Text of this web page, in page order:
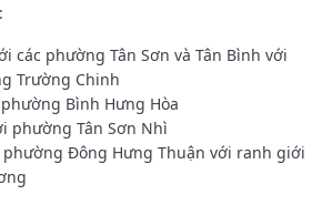
các phường Tân Sơn và Tân Bình với
Trường Chinh
Bình Hưng Hòa
phường Tân Sơn Nhì
phường Đông Hưng Thuận với ranh giới